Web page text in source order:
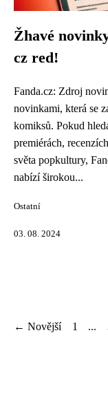
Žhavé
cz red!
Fanda.cz: Zdroj
novinkami, která se
komiksů. Pokud
premiérách,
světa popkultury,
nabízí širokou...
Ostatní
03. 08. 2024
← Novější 1 ...